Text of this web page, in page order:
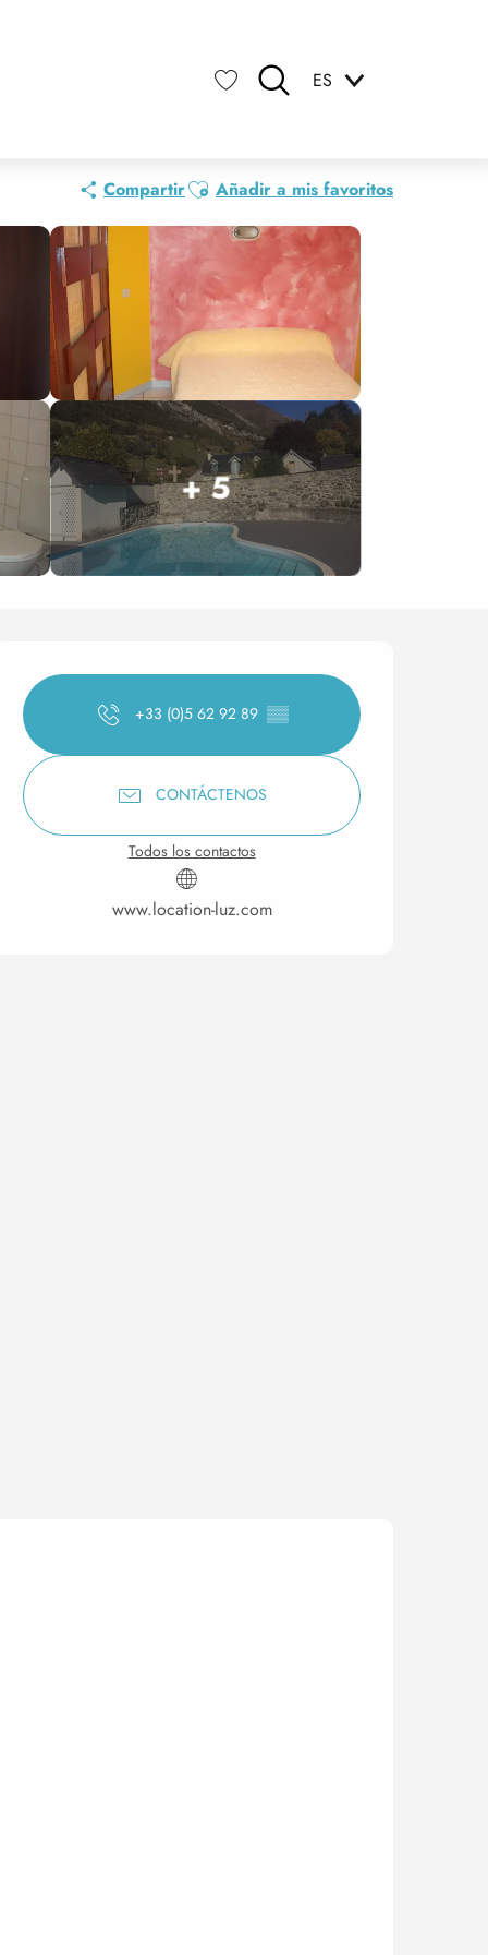
ES
CompartirAjouter aux favoris
Añadir a mis favoritos
+ 5
Horarios y datos de
+33 (0)5 62 92 89 ▒▒
CONTÁCTENOS
Todos los contactos
www.location-luz.com